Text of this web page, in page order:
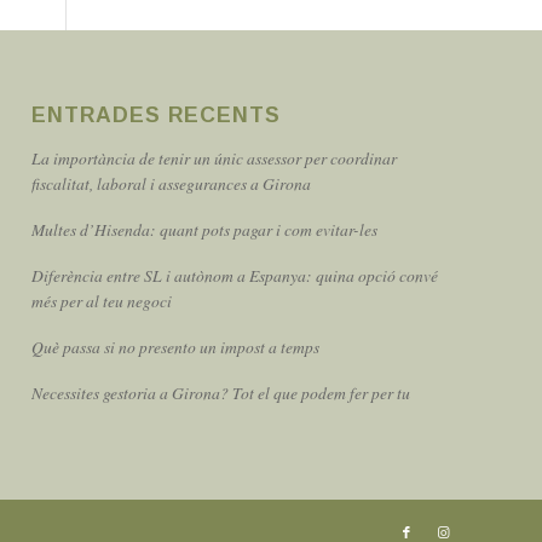
ENTRADES RECENTS
La importància de tenir un únic assessor per coordinar
fiscalitat, laboral i assegurances a Girona
Multes d’Hisenda: quant pots pagar i com evitar-les
Diferència entre SL i autònom a Espanya: quina opció convé
més per al teu negoci
Què passa si no presento un impost a temps
Necessites gestoria a Girona? Tot el que podem fer per tu